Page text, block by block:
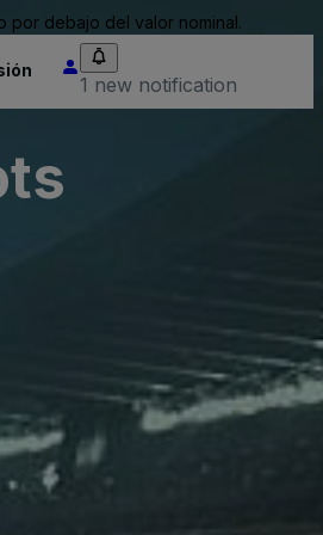
por debajo del valor nominal.
1 new notification